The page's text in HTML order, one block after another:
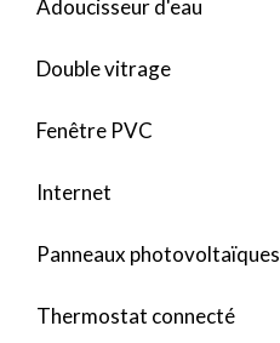
Adoucisseur d'eau
Double vitrage
Fenêtre PVC
Internet
Panneaux photovoltaïques
Thermostat connecté